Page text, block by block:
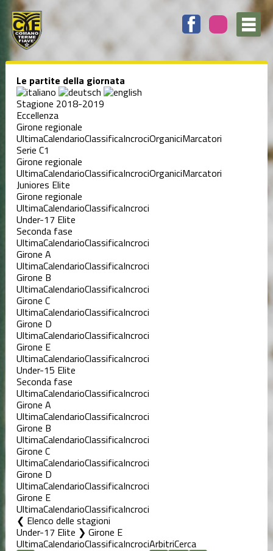
Le partite della giornata
Stagione 2018-2019
Eccellenza
Girone regionale
UltimaCalendarioClassificaIncrociOrganiciMarcatori
Serie C1
Girone regionale
UltimaCalendarioClassificaIncrociOrganiciMarcatori
Juniores Elite
Girone regionale
UltimaCalendarioClassificaIncroci
Under-17 Elite
Seconda fase
UltimaCalendarioClassificaIncroci
Girone A
UltimaCalendarioClassificaIncroci
Girone B
UltimaCalendarioClassificaIncroci
Girone C
UltimaCalendarioClassificaIncroci
Girone D
UltimaCalendarioClassificaIncroci
Girone E
UltimaCalendarioClassificaIncroci
Under-15 Elite
Seconda fase
UltimaCalendarioClassificaIncroci
Girone A
UltimaCalendarioClassificaIncroci
Girone B
UltimaCalendarioClassificaIncroci
Girone C
UltimaCalendarioClassificaIncroci
Girone D
UltimaCalendarioClassificaIncroci
Girone E
UltimaCalendarioClassificaIncroci
Elenco delle stagioni
Under-17 Elite ❯ Girone E
UltimaCalendarioClassificaIncrociArbitriCerca